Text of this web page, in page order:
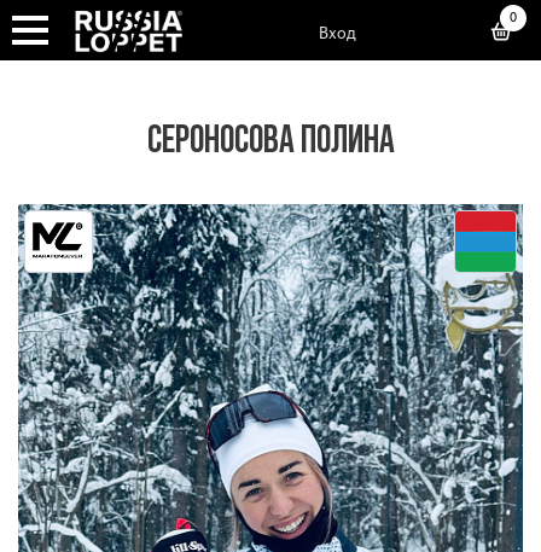
Вход
0
СЕРОНОСОВА ПОЛИНА